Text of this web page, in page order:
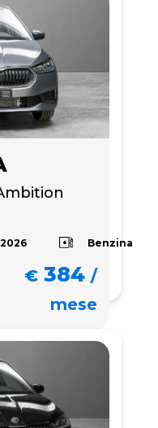
Benzina
€ 384 /
mese